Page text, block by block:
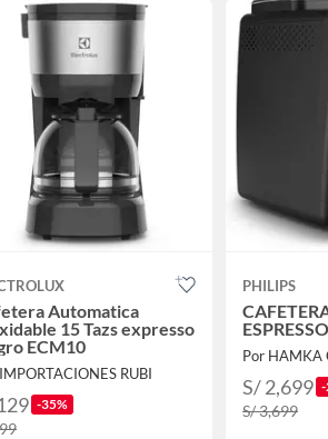
Automatica
15 Tazs expresso
ECM10
RUBI
-35%
PHILIPS
ESPRESSO
Por HAMKA
S/ 2,699
S/ 3,699